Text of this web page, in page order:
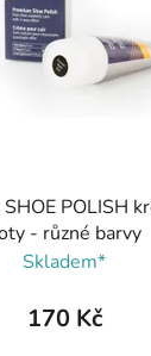
POLISH
- různé barvy
Skladem*
170 Kč